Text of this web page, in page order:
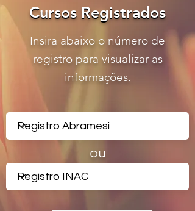
Cursos Registrados
Cursos Registrados
Insira abaixo o número de
registro para visualizar as
informações.
ou